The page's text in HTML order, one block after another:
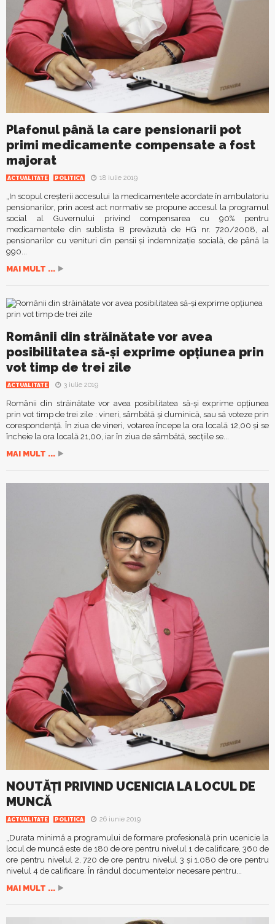
Plafonul până la care pensionarii pot
primi medicamente compensate a fost
majorat
ACTUALITATE POLITICA 18 iulie 2019
„In scopul creșterii accesului la medicamentele acordate în ambulatoriu
pensionarilor, prin acest act normativ se propune accesul la programul
social al Guvernului privind compensarea cu 90% pentru
medicamentele din sublista B prevăzută de HG nr. 720/2008, al
pensionarilor cu venituri din pensii și indemnizație socială, de până la
990...
MAI MULT ...
Românii din străinătate vor avea
posibilitatea să-și exprime opțiunea prin
vot timp de trei zile
ACTUALITATE 3 iulie 2019
Românii din străinătate vor avea posibilitatea să-și exprime opțiunea
prin vot timp de trei zile : vineri, sâmbătă şi duminică, sau să voteze prin
corespondență. În ziua de vineri, votarea începe la ora locală 12,00 şi se
încheie la ora locală 21,00, iar în ziua de sâmbătă, secțiile se...
MAI MULT ...
NOUTĂȚI PRIVIND UCENICIA LA LOCUL DE
MUNCĂ
ACTUALITATE POLITICA 26 iunie 2019
„Durata minimă a programului de formare profesională prin ucenicie la
locul de muncă este de 180 de ore pentru nivelul 1 de calificare, 360 de
ore pentru nivelul 2, 720 de ore pentru nivelul 3 și 1.080 de ore pentru
nivelul 4 de calificare. În rândul documentelor necesare pentru...
MAI MULT ...